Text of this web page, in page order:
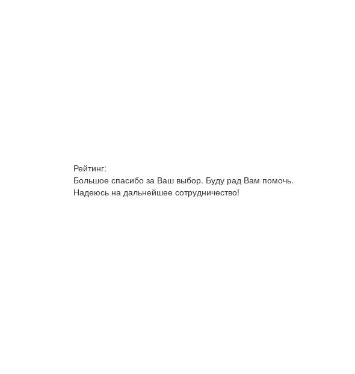
Рейтинг:
Большое спасибо за Ваш выбор. Буду рад Вам помочь.
Надеюсь на дальнейшее сотрудничество!